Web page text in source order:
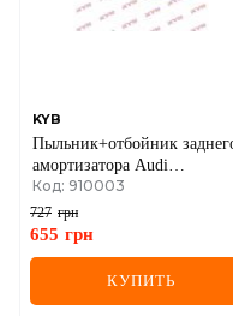
MINI
NISSAN
OPEL
PEUGEOT
POLESTAR
KYB
Пыльник+отбойник
амортизатора Audi
A4/A6/VW Passat 96-
Код: 910003
727 грн
655 грн
КУПИТЬ